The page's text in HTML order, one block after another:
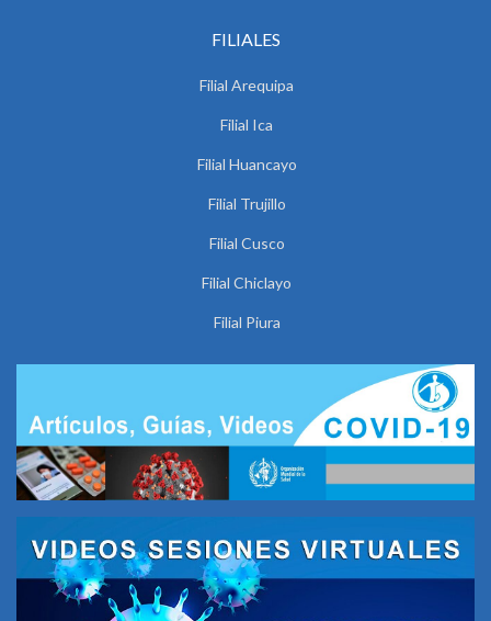
FILIALES
Filial Arequipa
Filial Ica
Filial Huancayo
Filial Trujillo
Filial Cusco
Filial Chiclayo
Filial Piura